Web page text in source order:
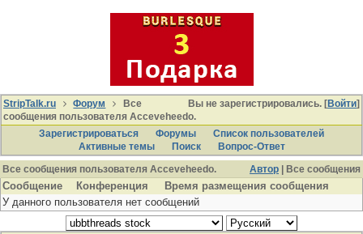
Вы не зарегистрировались. [Войти]
StripTalk.ru Форум
Все
сообщения пользователя Acceveheedo.
Зарегистрироваться
Форумы
Список пользователей
Активные темы
Поиcк
Вопрос-Ответ
Автор | Все сообщения
Все сообщения пользователя Acceveheedo.
Сообщение Конференция
Время размещения сообщения
У данного пользователя нет сообщений